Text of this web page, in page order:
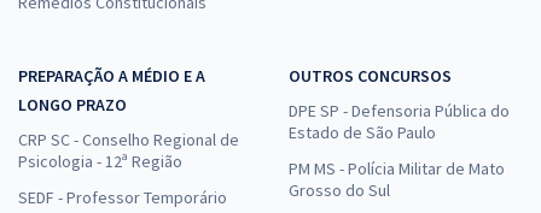
PREPARAÇÃO A MÉDIO E A
LONGO PRAZO
CRP SC - Conselho Regional de
Psicologia - 12ª Região
SEDF - Professor Temporário
OUTROS CONCURSOS
DPE SP - Defensoria Pública do
Estado de São Paulo
PM MS - Polícia Militar de Mato
Grosso do Sul